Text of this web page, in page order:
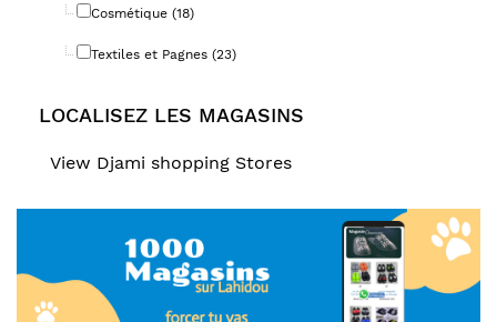
Cosmétique (18)
Textiles et Pagnes (23)
LOCALISEZ LES MAGASINS
View Djami shopping Stores